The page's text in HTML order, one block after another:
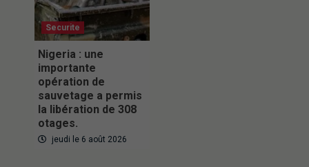
Securite
Nigeria : une
importante
opération de
sauvetage a permis
la libération de 308
otages.
jeudi le 6 août 2026